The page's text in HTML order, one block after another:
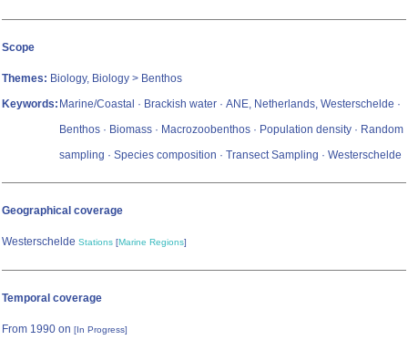
Scope
Themes: Biology, Biology > Benthos
Keywords: Marine/Coastal · Brackish water · ANE, Netherlands, Westerschelde ·
Benthos · Biomass · Macrozoobenthos · Population density · Random
sampling · Species composition · Transect Sampling · Westerschelde
Geographical coverage
Westerschelde Stations [Marine Regions]
Temporal coverage
From 1990 on [In Progress]